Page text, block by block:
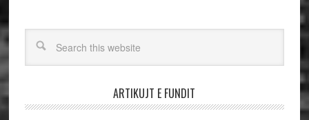
ARTIKUJT E FUNDIT